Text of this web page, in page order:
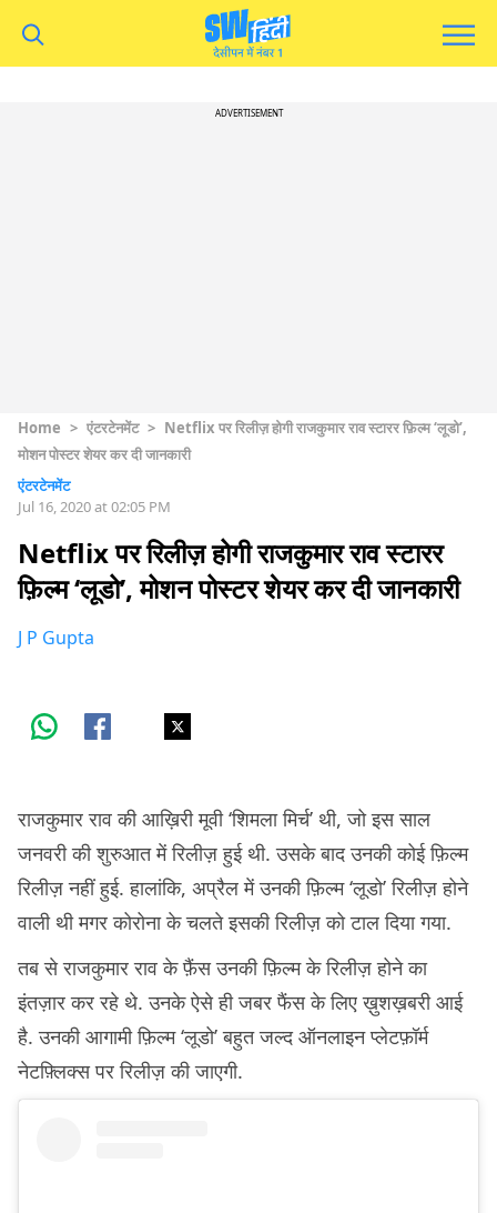
ADVERTISEMENT
Home > एंटरटेनमेंट > Netflix पर रिलीज़ होगी राजकुमार राव स्टारर फ़िल्म ‘लूडो’,
मोशन पोस्टर शेयर कर दी जानकारी
एंटरटेनमेंट
Jul 16, 2020 at 02:05 PM
Netflix पर रिलीज़ होगी राजकुमार राव स्टारर
फ़िल्म ‘लूडो’, मोशन पोस्टर शेयर कर दी जानकारी
J P Gupta
राजकुमार राव की आख़िरी मूवी ‘शिमला मिर्च’ थी, जो इस साल
जनवरी की शुरुआत में रिलीज़ हुई थी. उसके बाद उनकी कोई फ़िल्म
रिलीज़ नहीं हुई. हालांकि, अप्रैल में उनकी फ़िल्म ‘लूडो’ रिलीज़ होने
वाली थी मगर कोरोना के चलते इसकी रिलीज़ को टाल दिया गया.
तब से राजकुमार राव के फ़ैंस उनकी फ़िल्म के रिलीज़ होने का
इंतज़ार कर रहे थे. उनके ऐसे ही जबर फैंस के लिए ख़ुशख़बरी आई
है. उनकी आगामी फ़िल्म ‘लूडो’ बहुत जल्द ऑनलाइन प्लेटफ़ॉर्म
नेटफ़्लिक्स पर रिलीज़ की जाएगी.